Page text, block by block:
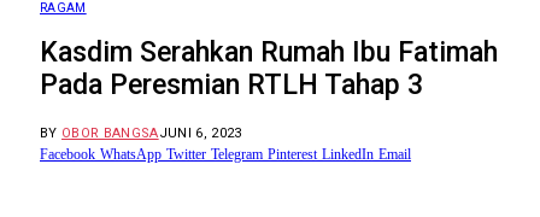
RAGAM
Kasdim Serahkan Rumah Ibu Fatimah
Pada Peresmian RTLH Tahap 3
BY OBOR BANGSAJUNI 6, 2023
Facebook WhatsApp Twitter Telegram Pinterest LinkedIn Email